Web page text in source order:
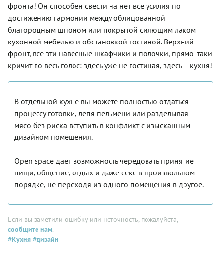
фронта! Он способен свести на нет все усилия по
достижению гармонии между облицованной
благородным шпоном или покрытой сияющим лаком
кухонной мебелью и обстановкой гостиной. Верхний
фронт, все эти навесные шкафчики и полочки, прямо-таки
кричит во весь голос: здесь уже не гостиная, здесь – кухня!
В отдельной кухне вы можете полностью отдаться
процессу готовки, лепя пельмени или разделывая
мясо без риска вступить в конфликт с изысканным
дизайном помещения.
Оpen space дает возможность чередовать принятие
пищи, общение, отдых и даже секс в произвольном
порядке, не переходя из одного помещения в другое.
Если вы заметили ошибку или неточность, пожалуйста,
сообщите нам.
#Кухня #дизайн